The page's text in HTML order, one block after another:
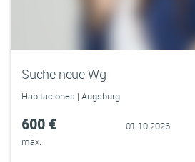
Suche neue Wg
Habitaciones | Augsburg
600 €
máx.
01.10.2026